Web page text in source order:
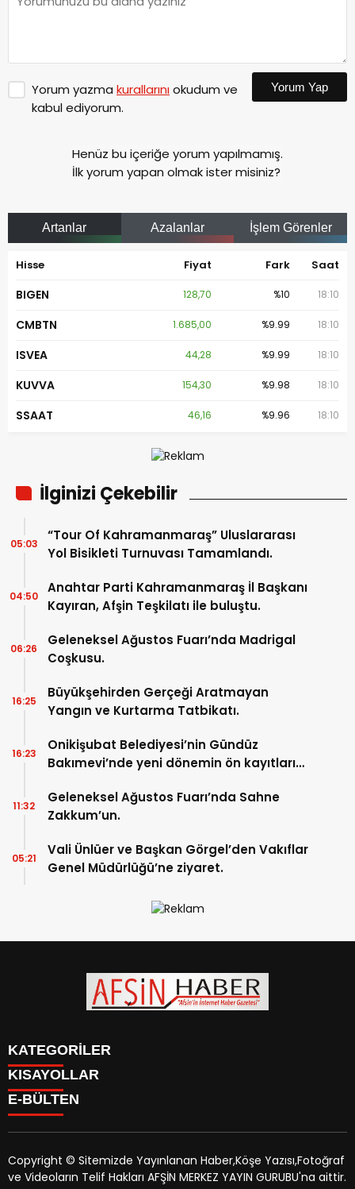
Yorum yazma kurallarınıokudum ve
kabul ediyorum.
Yorum Yap
Henüz bu içeriğe yorum yapılmamış.
İlk yorum yapan olmak ister misiniz?
Artanlar Azalanlar İşlem Görenler
Hisse Fiyat Fark Saat
BIGEN 128,70 %10 18:10
CMBTN 1.685,00 %9.99 18:10
ISVEA 44,28 %9.99 18:10
KUVVA 154,30 %9.98 18:10
SSAAT 46,16 %9.96 18:10
İlginizi Çekebilir
“Tour Of Kahramanmaraş” Uluslararası
Yol Bisikleti Turnuvası Tamamlandı.
05:03
Anahtar Parti Kahramanmaraş İl Başkanı
Kayıran, Afşin Teşkilatı ile buluştu.
04:50
Geleneksel Ağustos Fuarı’nda Madrigal
Coşkusu.
06:26
Büyükşehirden Gerçeği Aratmayan
Yangın ve Kurtarma Tatbikatı.
16:25
Onikişubat Belediyesi’nin Gündüz
Bakımevi’nde yeni dönemin ön kayıtları
16:23
Geleneksel Ağustos Fuarı’nda Sahne
Zakkum’un.
11:32
Vali Ünlüer ve Başkan Görgel’den Vakıflar
Genel Müdürlüğü’ne ziyaret.
05:21
KATEGORİLER
SİYASET
EĞİTİM
MAGAZİN
MANŞETLER
KISAYOLLAR
SİYASET
EĞİTİM
KÜLTÜR SANAT
MAGAZİN
E-BÜLTEN
afsinhaber.com e-bültenine abone olarak, tarafınıza haber,
Copyright © Sitemizde Yayınlanan Haber,Köşe Yazısı,Fotoğraf
ve Videoların Telif Hakları AFŞİN MERKEZ YAYIN GURUBU'na aittir.